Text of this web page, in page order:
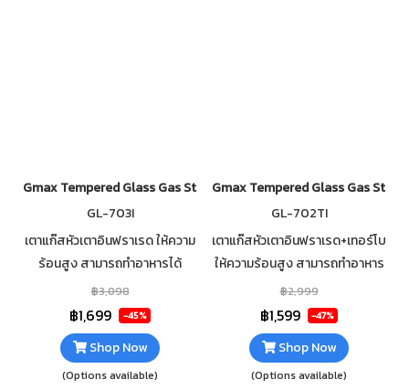
Gmax Tempered Glass Gas Stove 3 Infrared Burner GL-703I
GL-703I
เตาแก๊สหัวเตาอินฟราเรด ให้ความ
ร้อนสูง สามารถทำอาหารได้
รวดเร็ว กระจกนิรภัยหนา 7mm เส
ริมฟอยกันความร้อนใต้กระจก
ทำความสะอาดง่าย
฿3,098
฿1,699 -45%
Shop Now
(Options available)
Gmax Tempered Glass Gas
GL-702TI
เตาแก๊สหัวเตาอินฟราเรด+เทอร์โบ
ให้ความร้อนสูง สามารถทำอาหาร
ได้รวดเร็ว กระจกนิรภัยหนา 7mm
เสริมฟอยกันความร้อนใต้กระจก
ทำความสะอาดง่าย
฿2,999
฿1,599 -47%
Shop Now
(Options available)